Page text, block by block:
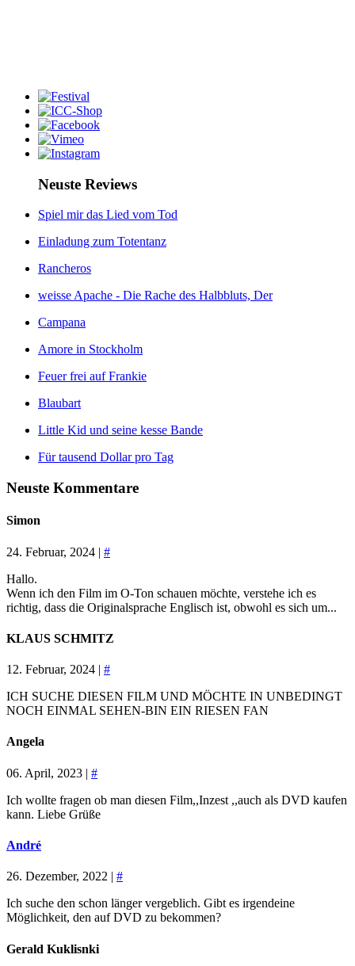
Neuste Reviews
Spiel mir das Lied vom Tod
Einladung zum Totentanz
Rancheros
weisse Apache - Die Rache des Halbbluts, Der
Campana
Amore in Stockholm
Feuer frei auf Frankie
Blaubart
Little Kid und seine kesse Bande
Für tausend Dollar pro Tag
Neuste Kommentare
Simon
24. Februar, 2024 | #
Hallo.
Wenn ich den Film im O-Ton schauen möchte, verstehe ich es
richtig, dass die Originalsprache Englisch ist, obwohl es sich um...
KLAUS SCHMITZ
12. Februar, 2024 | #
ICH SUCHE DIESEN FILM UND MÖCHTE IN UNBEDINGT
NOCH EINMAL SEHEN-BIN EIN RIESEN FAN
Angela
06. April, 2023 | #
Ich wollte fragen ob man diesen Film,,Inzest ,,auch als DVD kaufen
kann. Liebe Grüße
André
26. Dezember, 2022 | #
Ich suche den schon länger vergeblich. Gibt es irgendeine
Möglichkeit, den auf DVD zu bekommen?
Gerald Kuklisnki